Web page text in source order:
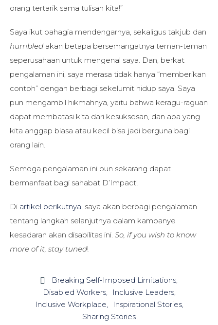
orang tertarik sama tulisan kita!”
Saya ikut bahagia mendengarnya, sekaligus takjub dan
humbled akan betapa bersemangatnya teman-teman
seperusahaan untuk mengenal saya. Dan, berkat
pengalaman ini, saya merasa tidak hanya “memberikan
contoh” dengan berbagi sekelumit hidup saya. Saya
pun mengambil hikmahnya, yaitu bahwa keragu-raguan
dapat membatasi kita dari kesuksesan, dan apa yang
kita anggap biasa atau kecil bisa jadi berguna bagi
orang lain.
Semoga pengalaman ini pun sekarang dapat
bermanfaat bagi sahabat D’Impact!
Di artikel berikutnya, saya akan berbagi pengalaman
tentang langkah selanjutnya dalam kampanye
kesadaran akan disabilitas ini. So, if you wish to know
more of it, stay tuned!

Breaking Self-Imposed Limitations
Disabled Workers
Inclusive Leaders
Inclusive Workplace
Inspirational Stories
Sharing Stories